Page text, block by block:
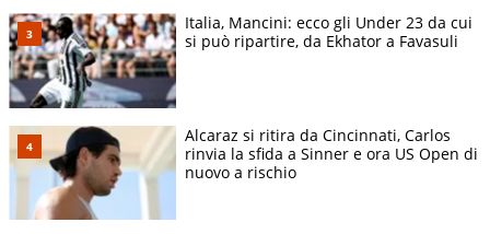
Italia, Mancini: ecco gli Under 23 da cui
si può ripartire, da Ekhator a Favasuli
Alcaraz si ritira da Cincinnati, Carlos
rinvia la sfida a Sinner e ora US Open di
nuovo a rischio